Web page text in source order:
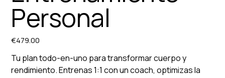
Personal
Price
€479.00
Tu plan todo-en-uno para transformar cuerpo y
rendimiento. Entrenas 1:1 con un coach, optimizas la